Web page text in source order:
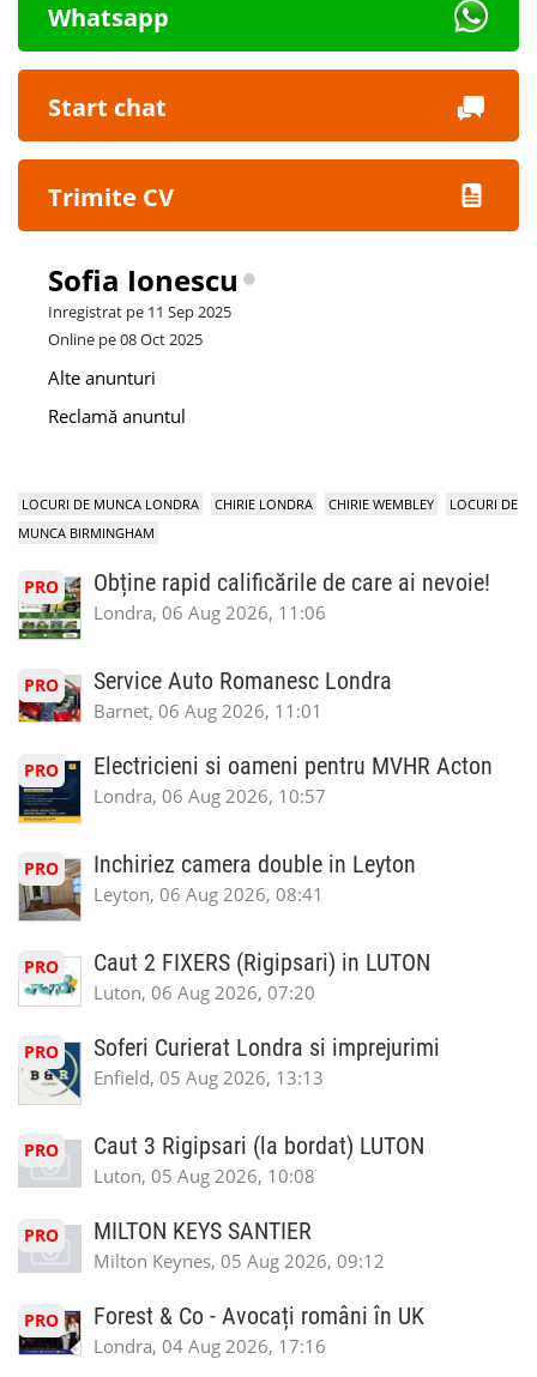
Whatsapp
Start chat
Trimite CV
Sofia Ionescu
Inregistrat pe 11 Sep 2025
Online pe 08 Oct 2025
Alte anunturi
Reclamă anuntul
LOCURI DE MUNCA LONDRA CHIRIE LONDRA CHIRIE WEMBLEY
LOCURI DE
MUNCA BIRMINGHAM
PRO Obține rapid calificările de care ai nevoie!
Londra, 06 Aug 2026, 11:06
PRO Service Auto Romanesc Londra
Barnet, 06 Aug 2026, 11:01
PRO Electricieni si oameni pentru MVHR Acton
Londra, 06 Aug 2026, 10:57
PRO Inchiriez camera double in Leyton
Leyton, 06 Aug 2026, 08:41
PRO Caut 2 FIXERS (Rigipsari) in LUTON
Luton, 06 Aug 2026, 07:20
PRO Soferi Curierat Londra si imprejurimi
Enfield, 05 Aug 2026, 13:13
PRO Caut 3 Rigipsari (la bordat) LUTON
Luton, 05 Aug 2026, 10:08
PRO MILTON KEYS SANTIER
Milton Keynes, 05 Aug 2026, 09:12
PRO Forest & Co - Avocați români în UK
Londra, 04 Aug 2026, 17:16